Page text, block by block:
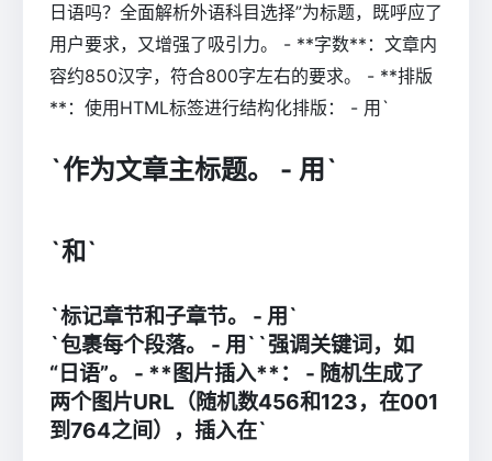
日语吗？全面解析外语科目选择”为标题，既呼应了
用户要求，又增强了吸引力。 - **字数**：文章内
容约850汉字，符合800字左右的要求。 - **排版
**：使用HTML标签进行结构化排版： - 用`
`作为文章主标题。 - 用`
`和`
`标记章节和子章节。 - 用`
`包裹每个段落。 - 用` `强调关键词，如
“日语”。 - **图片插入**： - 随机生成了
两个图片URL（随机数456和123，在001
到764之间），插入在`